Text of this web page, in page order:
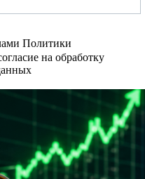
Политики
на обработку